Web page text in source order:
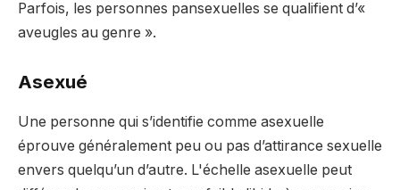
Parfois, les personnes pansexuelles se qualifient d’«
aveugles au genre ».
Asexué
Une personne qui s’identifie comme asexuelle
éprouve généralement peu ou pas d’attirance sexuelle
envers quelqu’un d’autre. L'échelle asexuelle peut